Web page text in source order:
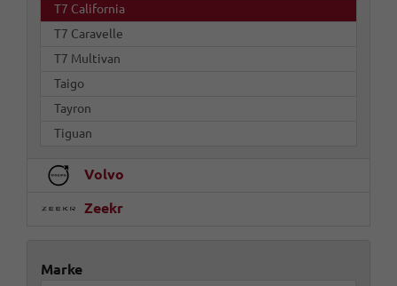
T7 California
T7 Caravelle
T7 Multivan
Taigo
Tayron
Tiguan
Volvo
Zeekr
Marke